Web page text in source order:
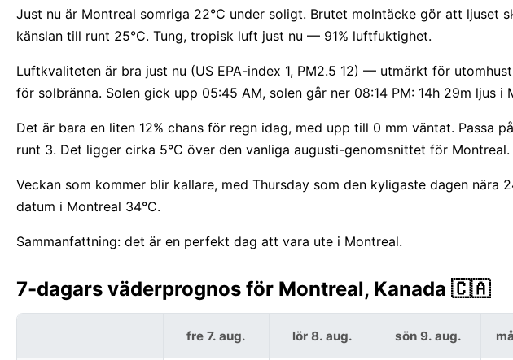
Just nu är Montreal somriga 22°C under soligt. Brutet molntäcke gör att ljuset
känslan till runt 25°C. Tung, tropisk luft just nu — 91% luftfuktighet.
Luftkvaliteten är bra just nu (US EPA-index 1, PM2.5 12) — utmärkt för
för solbränna. Solen gick upp 05:45 AM, solen går ner 08:14 PM: 14h 29m ljus i
Det är bara en liten 12% chans för regn idag, med upp till 0 mm väntat. Passa
runt 3. Det ligger cirka 5°C över den vanliga augusti-genomsnittet för Montreal.
Veckan som kommer blir kallare, med Thursday som den kyligaste dagen nära
datum i Montreal 34°C.
Sammanfattning: det är en perfekt dag att vara ute i Montreal.
7-dagars väderprognos för Montreal, Kanada 🇨🇦
fre 7. aug. lör 8. aug. sön 9. aug.